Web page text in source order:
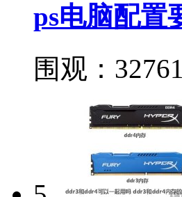
ps电脑配置
围观：